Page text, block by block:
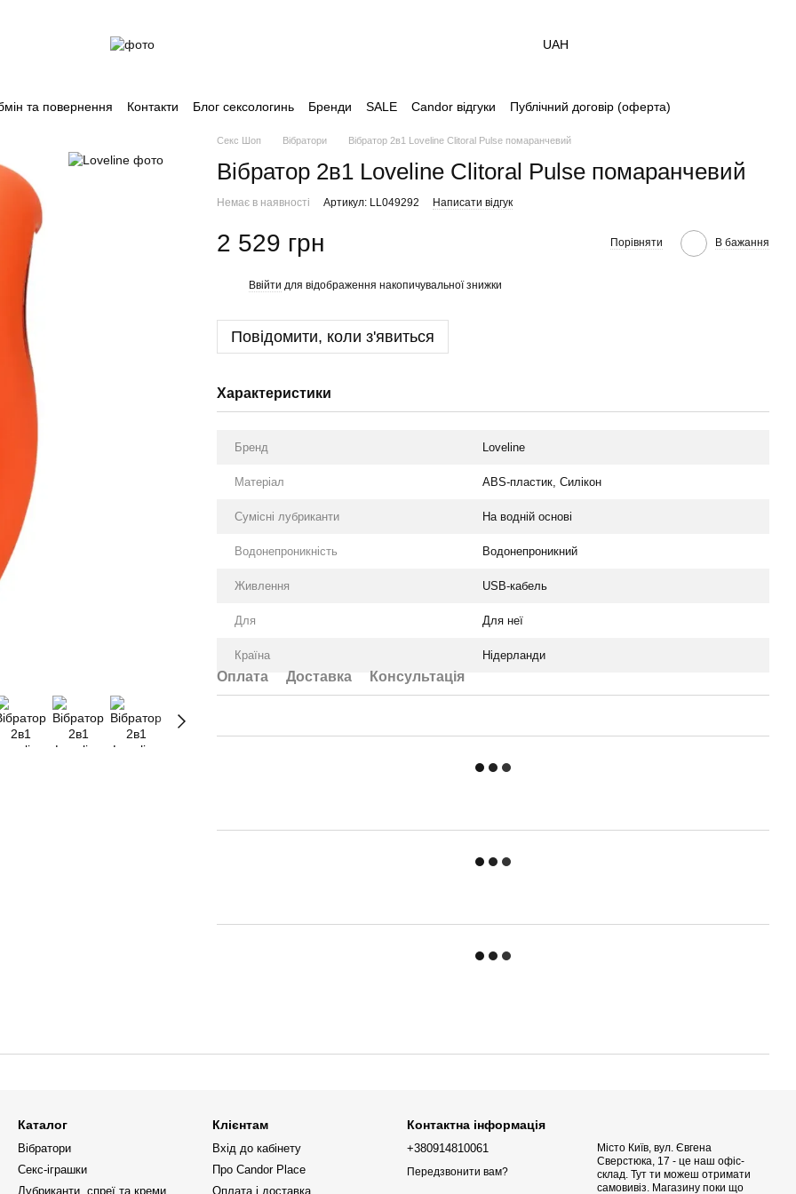
UAH
та повернення Контакти Блог сексологинь Бренди SALE Candor відгуки Публічний договір (оферта)
Секс Шоп Вібратори Вібратор 2в1 Loveline Clitoral Pulse помаранчевий
Вібратор 2в1 Loveline Clitoral Pulse помаранчевий
Немає в наявності Артикул: LL049292 Написати відгук
2 529 грн Порівняти В бажання
Ввійти для відображення накопичувальної знижки
Повідомити, коли з'явиться
Характеристики
Бренд Loveline
Матеріал АBS-пластик, Силікон
Сумісні лубриканти На водній основі
Водонепроникність Водонепроникний
Живлення USB-кабель
Для Для неї
Країна Нідерланди
Оплата Доставка Консультація
Каталог
Вібратори
Секс-іграшки
Лубриканти, спреї та креми
Клієнтам
Вхід до кабінету
Про Candor Place
Оплата і доставка
Контактна інформація
+380914810061
Передзвонити вам?
Місто Київ, вул. Євгена
Сверстюка, 17 - це наш офіс-
склад. Тут ти можеш отримати
самовивіз. Магазину поки що